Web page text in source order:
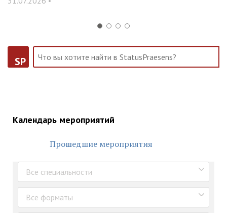
SP
Календарь мероприятий
Прошедшие мероприятия
Все специальности
Все форматы